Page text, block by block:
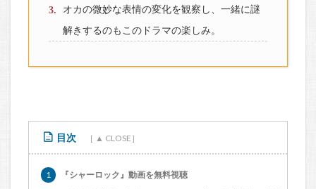
オカの微妙な表情の変化を観察し、一緒に謎
解きするのもこのドラマの楽しみ。
目次
1
『シャーロック』動画を無料視聴